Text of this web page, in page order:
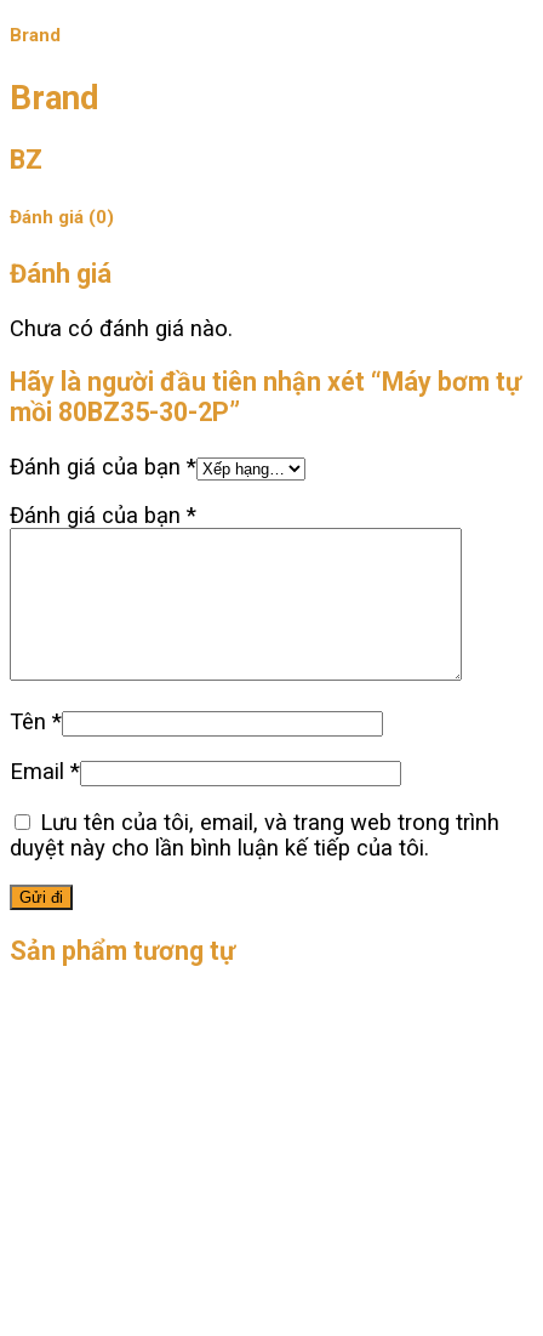
Brand
Brand
BZ
Đánh giá (0)
Đánh giá
Chưa có đánh giá nào.
Hãy là người đầu tiên nhận xét “Máy bơm tự
mồi 80BZ35-30-2P”
Đánh giá của bạn *
Đánh giá của bạn *
Tên *
Email *
Lưu tên của tôi, email, và trang web trong trình
duyệt này cho lần bình luận kế tiếp của tôi.
Sản phẩm tương tự